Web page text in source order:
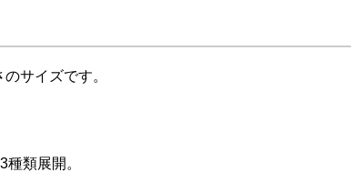
サイズです。
類展開。